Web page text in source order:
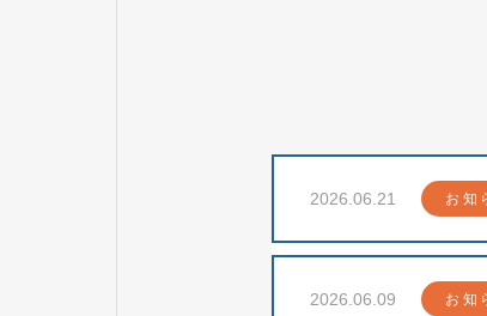
2026.06.21 お知
2026.06.09 お知